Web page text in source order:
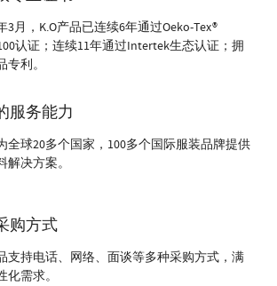
3月，K.O产品已连续6年通过Oeko-Tex®
认证；连续11年通过Intertek生态认证；拥
专利。
服务能力
全球20多个国家，100多个国际服装品牌提供
解决方案。
购方式
支持电话、网络、面谈等多种采购方式，满
化需求。